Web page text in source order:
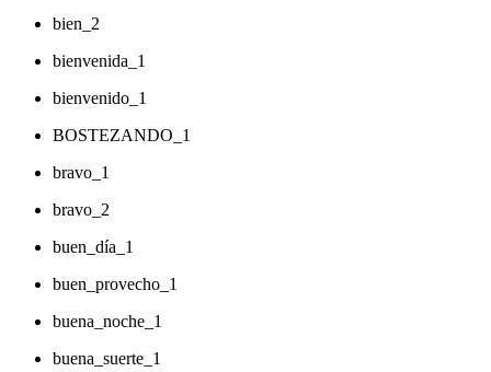
bien_2
bienvenida_1
bienvenido_1
BOSTEZANDO_1
bravo_1
bravo_2
buen_día_1
buen_provecho_1
buena_noche_1
buena_suerte_1